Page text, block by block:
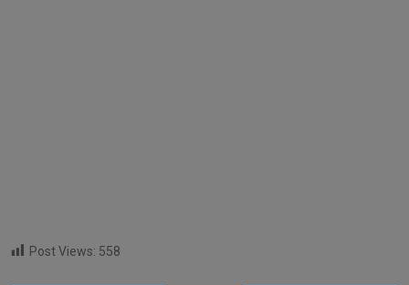
Post Views: 558